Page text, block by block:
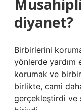
diyanet?
Birbirlerini
yönlerde yardım
korumak ve
birlikte, cami
gerçekleştirdi ve